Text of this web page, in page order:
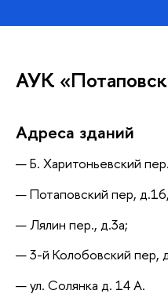
АУК
Адреса зданий
Б. Харитоньевский
Потаповский пер,
Лялин пер., д.3а;
3-й Колобовский пер,
ул. Солянка д. 14 А.